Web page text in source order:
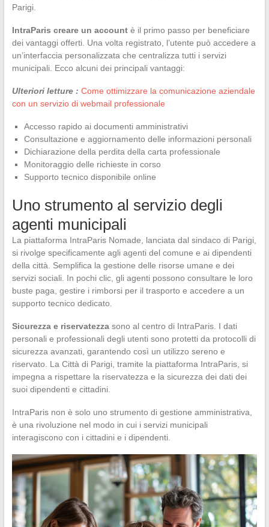
Parigi.
IntraParis creare un accountè il primo passo per beneficiare
dei vantaggi offerti. Una volta registrato, l’utente può accedere a
un’interfaccia personalizzata che centralizza tutti i servizi
municipali. Ecco alcuni dei principali vantaggi:
Ulteriori letture : Come ottimizzare la comunicazione aziendale
con un servizio di webmail professionale
Accesso rapido ai documenti amministrativi
Consultazione e aggiornamento delle informazioni personali
Dichiarazione della perdita della carta professionale
Monitoraggio delle richieste in corso
Supporto tecnico disponibile online
Uno strumento al servizio degli
agenti municipali
La piattaforma IntraParis Nomade, lanciata dal sindaco di Parigi,
si rivolge specificamente agli agenti del comune e ai dipendenti
della città. Semplifica la gestione delle risorse umane e dei
servizi sociali. In pochi clic, gli agenti possono consultare le loro
buste paga, gestire i rimborsi per il trasporto e accedere a un
supporto tecnico dedicato.
Sicurezza e riservatezzasono al centro di IntraParis. I dati
personali e professionali degli utenti sono protetti da protocolli di
sicurezza avanzati, garantendo così un utilizzo sereno e
riservato. La Città di Parigi, tramite la piattaforma IntraParis, si
impegna a rispettare la riservatezza e la sicurezza dei dati dei
suoi dipendenti e cittadini.
IntraParis non è solo uno strumento di gestione amministrativa,
è una rivoluzione nel modo in cui i servizi municipali
interagiscono con i cittadini e i dipendenti.